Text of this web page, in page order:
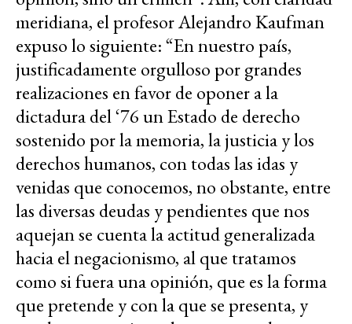
meridiana, el profesor Alejandro Kaufman
expuso lo siguiente: “En nuestro país,
justificadamente orgulloso por grandes
realizaciones en favor de oponer a la
dictadura del ‘76 un Estado de derecho
sostenido por la memoria, la justicia y los
derechos humanos, con todas las idas y
venidas que conocemos, no obstante, entre
las diversas deudas y pendientes que nos
aquejan se cuenta la actitud generalizada
hacia el negacionismo, al que tratamos
como si fuera una opinión, que es la forma
que pretende y con la que se presenta, y